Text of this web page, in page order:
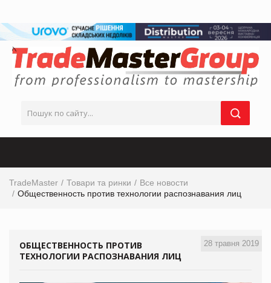
TradeMaster Товари та ринки
Все новости
Общественность против технологии распознавания лиц
28 травня 2019
ОБЩЕСТВЕННОСТЬ ПРОТИВ
ТЕХНОЛОГИИ РАСПОЗНАВАНИЯ ЛИЦ